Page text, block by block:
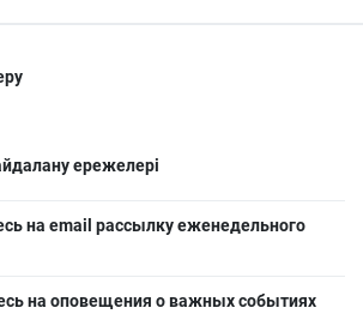
ережелері
на email рассылку еженедельного
на оповещения о важных событиях